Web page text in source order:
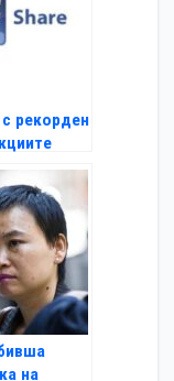
рекорден
на